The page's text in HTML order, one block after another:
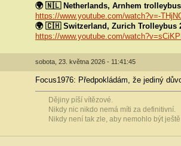
🌍 🇳🇱 Netherlands, Arnhem trolleybus
https://www.youtube.com/watch?v=-
🌍 🇨🇭 Switzerland, Zurich Trolleybus
https://www.youtube.com/
sobota, 23. května 2026 - 11:41:45
Focus1976: Předpokládám, že jediný
Dějiny píší vítězové.
Nikdy nic nikdo nemá míti za definitivní.
Nikdy není tak zle, aby nemohlo být